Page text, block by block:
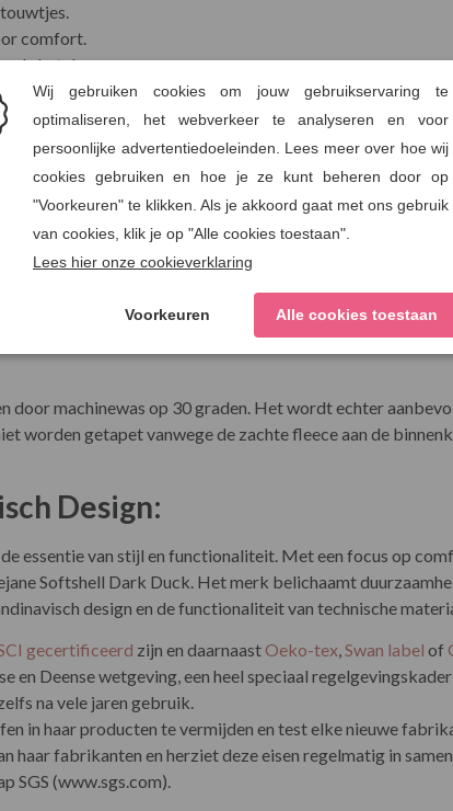
comfort.
het dragen.
activiteiten zoals autorijden of fietsen.
of jurken.
voor langdurig gebruik.
polyester en spandex, wat zorgt voor
waardoor het geschikt is voor diverse
door machinewas op 30 graden. Het wordt echter
worden getapet vanwege de zachte fleece aan de
Design:
essentie van stijl en functionaliteit. Met een focus op
Softshell Dark Duck. Het merk belichaamt
design en de functionaliteit van technische
gecertificeerd zijn en daarnaastOeko-tex,Swan label of
en Deense wetgeving, een heel speciaal
na vele jaren gebruik.
in haar producten te vermijden en test elke nieuwe
haar fabrikanten en herziet deze eisen regelmatig in
SGS (www.sgs.com).